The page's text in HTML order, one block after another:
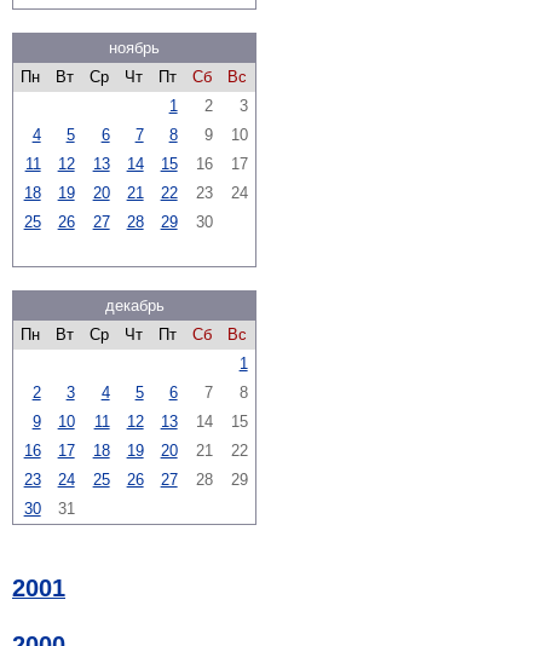
ноябрь
Пн
Вт Ср Чт Пт Сб
Вс
1
2
3
4
5 6 7 8 9
10
11
12 13 14 15 16
17
18
19 20 21 22 23
24
25
26 27 28 29 30
декабрь
Пн
Вт Ср Чт Пт Сб
Вс
1
2
3 4 5 6 7
8
9
10 11 12 13 14
15
16
17 18 19 20 21
22
23
24 25 26 27 28
29
30
31
2001